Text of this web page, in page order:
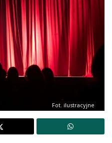
Fot. ilustracyjne